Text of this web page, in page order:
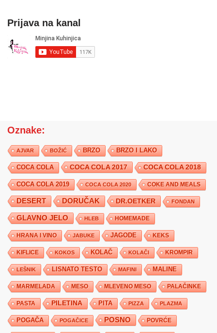
Prijava na kanal
Oznake:
AJVAR BOŽIĆ BRZO BRZO I LAKO
COCA COLA COCA COLA 2017 COCA COLA 2018
COCA COLA 2019 COCA COLA 2020 COKE AND MEALS
DESERT DORUČAK DR.OETKER FONDAN
GLAVNO JELO HLEB HOMEMADE
HRANA I VINO JABUKE JAGODE KEKS
KIFLICE KOKOS KOLAČ KOLAČI KROMPIR
LEŠNIK LISNATO TESTO MAFINI MALINE
MARMELADA MESO MLEVENO MESO PALAČINKE
PASTA PILETINA PITA PIZZA PLAZMA
POGAČA POGAČICE POSNO POVRĆE